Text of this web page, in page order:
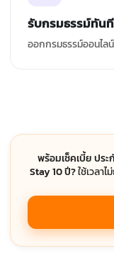
รับกรมธรรม์ทันที
ออกกรมธรรม์ออนไล
พร้อมเช็คเบี้ย ปร
Stay 10 ปี?ใช้เวลา